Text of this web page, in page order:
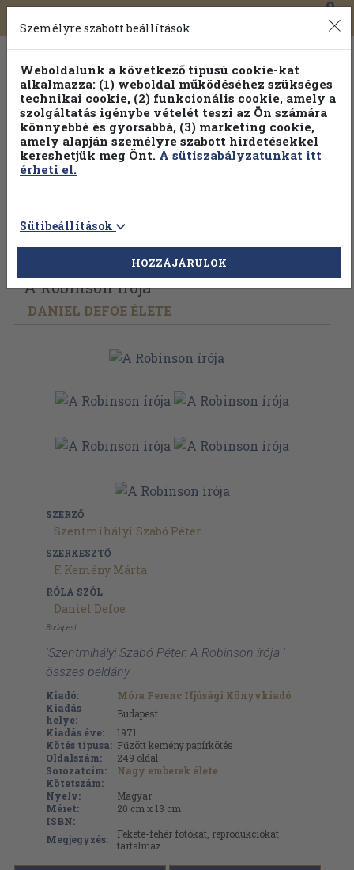
Toggle
navigation
0
Vissza az előző oldalra Válasszon példányt
A Robinson írója
DANIEL DEFOE ÉLETE
SZERZŐ
Szentmihályi Szabó Péter
SZERKESZTŐ
F. Kemény Márta
RÓLA SZÓL
Daniel Defoe
Budapest
'Szentmihályi Szabó Péter: A Robinson írója '
összes példány
Kiadó:
Móra Ferenc Ifjúsági Könyvkiadó
Kiadás
helye:
Budapest
Kiadás éve:
1971
Kötés típusa: Fűzött kemény papírkötés
Oldalszám:
249 oldal
Sorozatcím:
Nagy emberek élete
Kötetszám:
Nyelv:
Magyar
Méret:
20 cm x 13 cm
ISBN:
Megjegyzés:
Fekete-fehér fotókat, reprodukciókat
tartalmaz.
Személyre szabott beállítások
Weboldalunk a következő típusú cookie-kat
alkalmazza: (1) weboldal működéséhez szükséges
technikai cookie, (2) funkcionális cookie, amely a
szolgáltatás igénybe vételét teszi az Ön számára
könnyebbé és gyorsabbá, (3) marketing cookie,
amely alapján személyre szabott hirdetésekkel
kereshetjük meg Önt. A sütiszabályzatunkat itt
érheti el.
Sütibeállítások
HOZZÁJÁRULOK